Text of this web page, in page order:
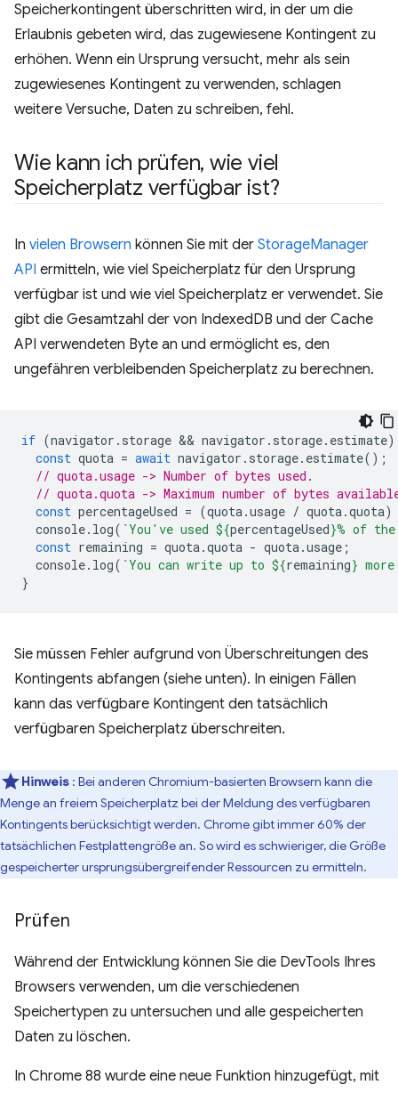
Speicherkontingent überschritten wird, in der um die
Erlaubnis gebeten wird, das zugewiesene Kontingent zu
erhöhen. Wenn ein Ursprung versucht, mehr als sein
zugewiesenes Kontingent zu verwenden, schlagen
weitere Versuche, Daten zu schreiben, fehl.
Wie kann ich prüfen, wie viel
Speicherplatz verfügbar ist?
In vielen Browsern können Sie mit der StorageManager
API ermitteln, wie viel Speicherplatz für den Ursprung
verfügbar ist und wie viel Speicherplatz er verwendet. Sie
gibt die Gesamtzahl der von IndexedDB und der Cache
API verwendeten Byte an und ermöglicht es, den
ungefähren verbleibenden Speicherplatz zu berechnen.
if (navigator . storage && navigator . storage. estimate)
const quota = await navigator . storage. estimate();
// quota.usage -> Number of bytes used.
// quota.quota -> Maximum number of bytes
const percentageUsed = (quota.usage / quota.quota)
console. log( `You've used ${percentageUsed}% of
const remaining = quota.quota - quota.usage ;
console. log( `You can write up to ${remaining}
}
Sie müssen Fehler aufgrund von Überschreitungen des
Kontingents abfangen (siehe unten). In einigen Fällen
kann das verfügbare Kontingent den tatsächlich
verfügbaren Speicherplatz überschreiten.
Hinweis : Bei anderen Chromium-basierten Browsern kann die
Menge an freiem Speicherplatz bei der Meldung des verfügbaren
Kontingents berücksichtigt werden. Chrome gibt immer 60% der
tatsächlichen Festplattengröße an. So wird es schwieriger, die Größe
gespeicherter ursprungsübergreifender Ressourcen zu ermitteln.
Prüfen
Während der Entwicklung können Sie die DevTools Ihres
Browsers verwenden, um die verschiedenen
Speichertypen zu untersuchen und alle gespeicherten
Daten zu löschen.
In Chrome 88 wurde eine neue Funktion hinzugefügt, mit